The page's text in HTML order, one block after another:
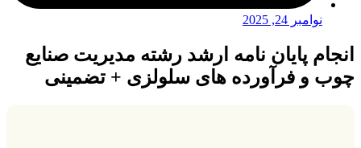
نوامبر 24, 2025
انجام پایان نامه ارشد رشته مدیریت صنایع
چوب و فرآورده های سلولزی + تضمینی